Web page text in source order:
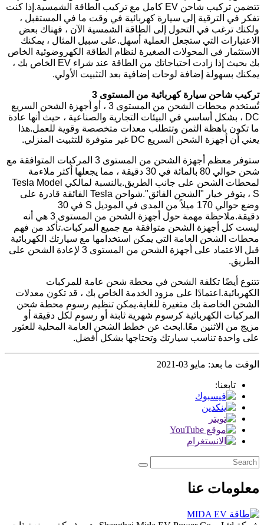
تتضمن تركيب شاحن EV كامل مع تركيب الطاقة الشمسية.إذا كنت
تفكر في الترقية إلى سيارة كهربائية في وقت ما في المستقبل ،
ولكنك ترغب في التحول إلى الطاقة الشمسية الآن ، فهناك بعض
الاعتبارات التي ستجعل العملية أسهل.على سبيل المثال ، يمكنك
الاستثمار في المحولات الصغيرة لنظام الطاقة الكهروضوئية الخاص
بك بحيث إذا زادت احتياجاتك من الطاقة عند شراء EV الخاص بك ،
يمكنك بسهولة إضافة لوحات إضافية بعد التثبيت الأولي.
تركيب شاحن سيارة كهربائية من المستوى 3
تُستخدم محطات الشحن من المستوى 3 ، أو أجهزة الشحن السريع
DC ، بشكل أساسي في البيئات التجارية والصناعية ، حيث أنها عادة
ما تكون باهظة الثمن وتتطلب معدات متخصصة وقوية للعمل.هذا
يعني أن أجهزة الشحن السريع DC غير متوفرة للتثبيت المنزلي.
ستوفر معظم أجهزة الشحن من المستوى 3 المركبات المتوافقة مع
شحن حوالي 80 بالمائة في 30 دقيقة ، مما يجعلها أكثر ملاءمة
لمحطات الشحن على جانب الطريق.بالنسبة لمالكي Tesla Model
S ، يتوفر خيار "الشحن الفائق".شواحن Tesla الفائقة قادرة على
وضع حوالي 170 ميلاً من المدى في الموديل S في 30
دقيقة.ملاحظة مهمة حول أجهزة الشحن من المستوى 3 هي أنه
ليست كل أجهزة الشحن متوافقة مع جميع المركبات.تأكد من فهم
محطات الشحن العامة التي يمكن استخدامها مع سيارتك الكهربائية
قبل الاعتماد على أجهزة الشحن من المستوى 3 لإعادة الشحن على
الطريق.
تتنوع أيضًا تكلفة الشحن في محطة شحن عامة للمركبات
الكهربائية.اعتمادًا على مزود الخدمة الخاص بك ، قد تكون معدلات
الشحن الخاصة بك متغيرة للغاية.يمكن تنظيم رسوم محطة شحن
المركبات الكهربائية كرسوم شهرية ثابتة أو رسوم لكل دقيقة أو
مزيج من الاثنين معًا.ابحث عن خطط الشحن العامة المحلية للعثور
على واحدة تناسب سيارتك وتحتاجها بشكل أفضل.
الوقت ما بعد: مايو 03-2021
تابعنا:
معلومات عنا